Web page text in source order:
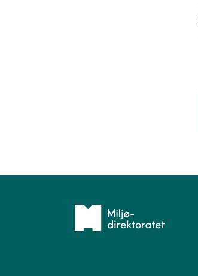
Tilbake